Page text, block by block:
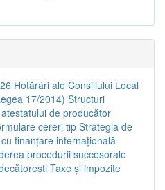
Hotărâri ale Consiliului Local
17/2014) Structuri
de producător
cereri tipStrategia de
finanţare internaţională
procedurii succesorale
Taxe şi impozite